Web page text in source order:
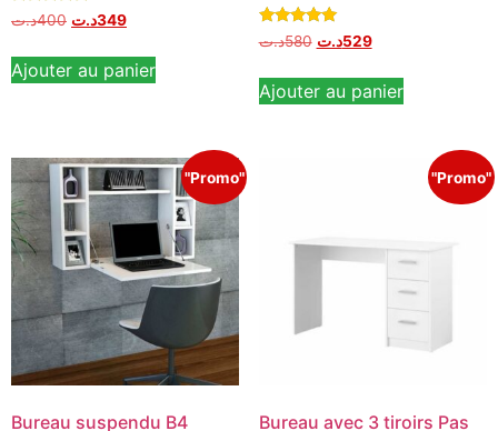
Note
5.00
400د.ت 349د.ت
Ajouter au panier
Note
5.00
580د.ت 529د.ت
Ajouter au panier
"Promo"
Bureau suspendu B4
"Promo"
Bureau avec 3 tiroirs Pas